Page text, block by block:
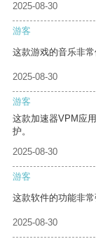
2025-08-30
游客
这款游戏的音乐非常
2025-08-30
游客
这款加速器VPM应
护。
2025-08-30
游客
这款软件的功能非
2025-08-30